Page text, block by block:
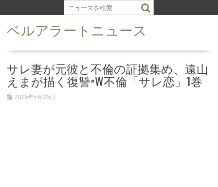
k
ベルアラートニュース
サレ妻が元彼と不倫の証拠集め、遠山
えまが描く復讐×W不倫「サレ恋」1巻
2026年5月26日